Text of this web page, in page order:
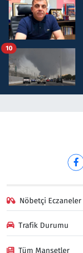
10
Nöbetçi Eczaneler
Trafik Durumu
Tüm Manşetler